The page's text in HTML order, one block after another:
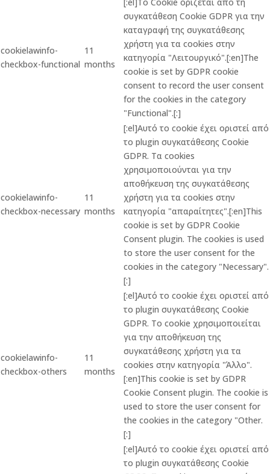
cookielawinfo-
checkbox-functional
11
months
[:el]Το Cookie ορίζεται από τη
συγκατάθεση Cookie GDPR για την
καταγραφή της συγκατάθεσης
χρήστη για τα cookies στην
κατηγορία "Λειτουργικό".[:en]The
cookie is set by GDPR cookie
consent to record the user consent
for the cookies in the category
"Functional".[:]
cookielawinfo-
checkbox-necessary
11
months
[:el]Αυτό το cookie έχει οριστεί από
το plugin συγκατάθεσης Cookie
GDPR. Τα cookies
χρησιμοποιούνται για την
αποθήκευση της συγκατάθεσης
χρήστη για τα cookies στην
κατηγορία "απαραίτητες".[:en]This
cookie is set by GDPR Cookie
Consent plugin. The cookies is used
to store the user consent for the
cookies in the category "Necessary".
[:]
cookielawinfo-
checkbox-others
11
months
[:el]Αυτό το cookie έχει οριστεί από
το plugin συγκατάθεσης Cookie
GDPR. Το cookie χρησιμοποιείται
για την αποθήκευση της
συγκατάθεσης χρήστη για τα
cookies στην κατηγορία "Άλλο".
[:en]This cookie is set by GDPR
Cookie Consent plugin. The cookie is
used to store the user consent for
the cookies in the category "Other.
[:]
[:el]Αυτό το cookie έχει οριστεί από
το plugin συγκατάθεσης Cookie